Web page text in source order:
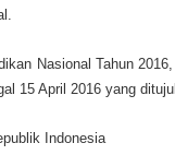
Nasional Tahun
15 April 2016 yang
Indonesia